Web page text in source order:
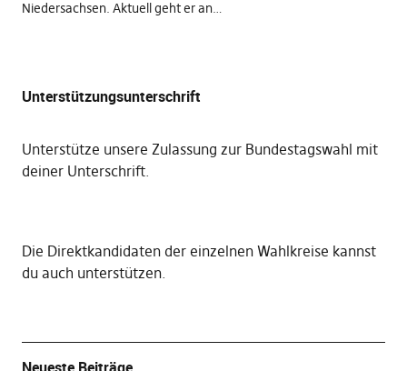
Niedersachsen. Aktuell geht er an…
Unterstützungsunterschrift
Unterstütze unsere Zulassung zur Bundestagswahl mit
deiner Unterschrift.
Die Direktkandidaten der einzelnen Wahlkreise kannst
du auch unterstützen.